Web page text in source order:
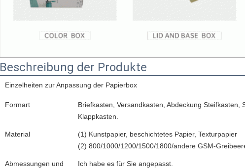
Beschreibung der Produkte
Einzelheiten zur Anpassung der Papierbox
Formart
Briefkasten, Versandkasten, Abdeckung Steifkasten,
Klappkasten.
Material
(1) Kunstpapier, beschichtetes Papier, Texturpapier
(2) 800/1000/1200/1500/1800/andere GSM-
Abmessungen und
Ich habe es für Sie angepasst.